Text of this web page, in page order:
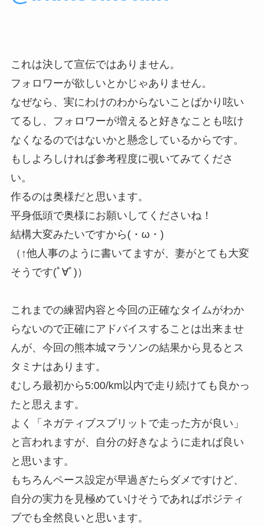
これは決して宣伝ではありません。
フォロワーが欲しいとかじゃありません。
なぜなら、実にわけのわからないことばかり呟い
てるし、フォロワーが増えると好きなことも呟け
なくなるのではないかと懸念しているからです。
もしよろしければ参考程度に覗いてみてくださ
い。
作るのは奥様だと思います。
平身低頭で奥様にお願いしてくださいね！
結構大変みたいですから(・ω・)
（↑他人事のように書いてますが、妻がとても大変
そうです(ﾟ∀ﾟ)）
これまでの練習内容と今回の正確なタイムがわか
らないので正確にアドバイスすることは出来ませ
んが、今回の熊本城マラソンの結果から見るとス
タミナはあります。
むしろ最初から5:00/km以内で走り続けても良かっ
たと思えます。
よく「ネガティブスプリットで走った方が良い」
と言われますが、自分の好きなように走れば良い
と思います。
もちろんペース設定が早過ぎたらダメですけど、
自分の実力を見極めていけそうであればポジティ
ブでも全然良いと思います。